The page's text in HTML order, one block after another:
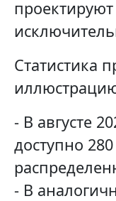
Статистика
- В августе
доступно
- В